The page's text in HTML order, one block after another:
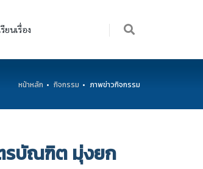
ยนเรื่อง
หน้าหลัก กิจกรรม ภาพข่าวกิจกรรม
รบัณฑิต มุ่งยก